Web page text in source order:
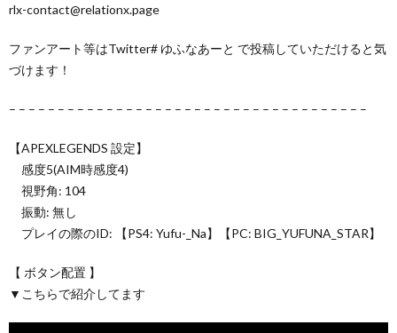
rlx-contact@relationx.page
ファンアート等はTwitter# ゆふなあーと で投稿していただけると気
づけます！
– – – – – – – – – – – – – – – – – – – – – – – – – – – – – – – – – – – – –
【APEXLEGENDS 設定】
感度5(AIM時感度4)
視野角: 104
振動: 無し
プレイの際のID: 【PS4: Yufu-_Na】【PC: BIG_YUFUNA_STAR】
【 ボタン配置 】
▼こちらで紹介してます